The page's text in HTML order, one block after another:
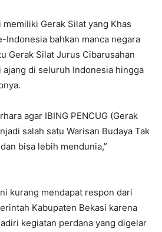
Gerak Silat yang Khas
Indonesia bahkan manca negara
Gerak Silat Jurus Cibarusahan
di seluruh Indonesia hingga
agar IBING PENCUG (Gerak
salah satu Warisan Budaya Tak
bisa lebih mendunia,”
kurang mendapat respon dari
Kabupaten Bekasi karena
kegiatan perdana yang digelar